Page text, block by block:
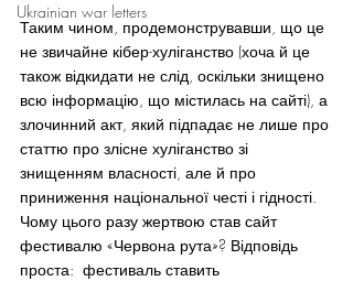
Ukrainian war letters
Таким чином, продемонструвавши, що це
не звичайне кібер-хуліганство (хоча й це
також відкидати не слід, оскільки знищено
всю інформацію, що містилась на сайті), а
злочинний акт, який підпадає не лише про
статтю про злісне хуліганство зі
знищенням власності, але й про
приниження національної честі і гідності.
Чому цього разу жертвою став сайт
фестивалю «Червона рута»? Відповідь
проста:  фестиваль ставить